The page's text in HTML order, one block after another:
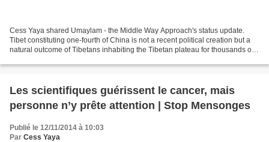
Cess Yaya shared Umaylam - the Middle Way Approach's status update.
Tibet constituting one-fourth of China is not a recent political creation but a
natural outcome of Tibetans inhabiting the Tibetan plateau for thousands of
Les scientifiques guérissent le cancer, mais
personne n’y prête attention | Stop Mensonges
Publié le 12/11/2014 à 10:03
Par Cess Yaya